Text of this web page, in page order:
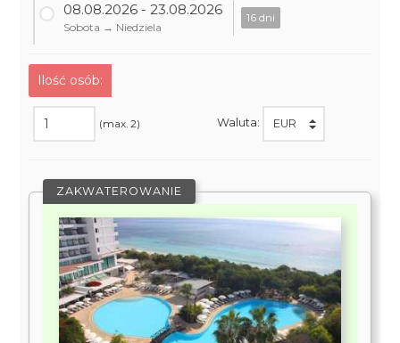
08.08.2026 - 23.08.2026
Sobota → Niedziela
16 dni
Ilość osób:
(max. 2) Waluta:
ZAKWATEROWANIE